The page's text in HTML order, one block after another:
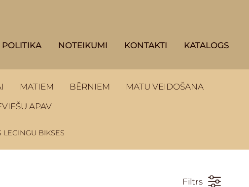
POLITIKA NOTEIKUMI KONTAKTI KATALOGS
MATIEM BĒRNIEM
MATU VEIDOŠANA
APAVI
LEGINGU BIKSES
Filtrs